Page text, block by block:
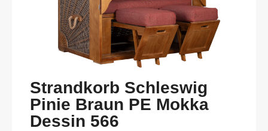
Strandkorb Schleswig
Pinie Braun PE Mokka
Dessin 566